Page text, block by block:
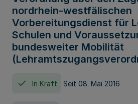
nordrhein-westfälischen
Vorbereitungsdienst für
Schulen und
bundesweiter Mobilität
In Kraft Seit 08. Mai 2016